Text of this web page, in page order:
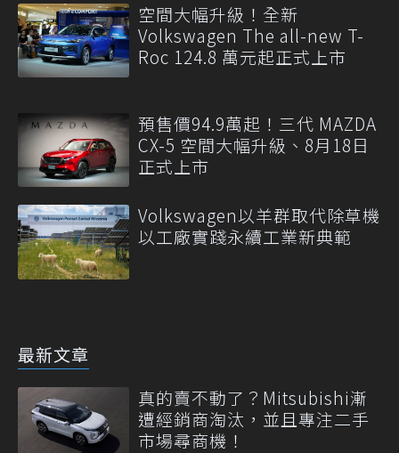
空間大幅升級！全新
Volkswagen The all-new T-
Roc 124.8 萬元起正式上市
預售價94.9萬起！三代 MAZDA
CX-5 空間大幅升級、8月18日
正式上市
Volkswagen以羊群取代除草機
以工廠實踐永續工業新典範
最新文章
真的賣不動了？Mitsubishi漸
遭經銷商淘汰，並且專注二手
市場尋商機！